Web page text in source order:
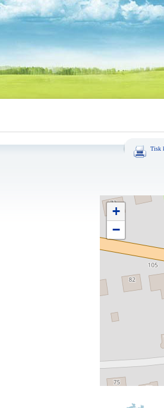
Tisk
+
−